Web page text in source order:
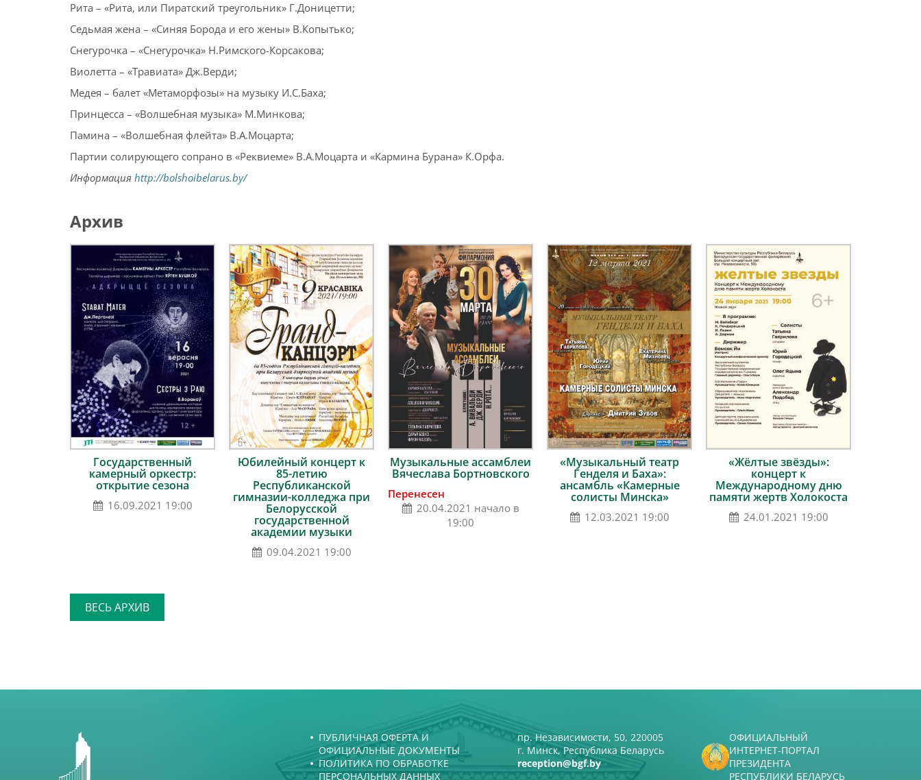
Рита – «Рита, или Пиратский треугольник» Г.Доницетти;
Седьмая жена – «Синяя Борода и его жены» В.Копытько;
Снегурочка – «Снегурочка» Н.Римского-Корсакова;
Виолетта – «Травиата» Дж.Верди;
Медея – балет «Метаморфозы» на музыку И.С.Баха;
Принцесса – «Волшебная музыка» М.Минкова;
Памина – «Волшебная флейта» В.А.Моцарта;
Партии солирующего сопрано в «Реквиеме» В.А.Моцарта и «Кармина Бурана» К.Орфа.
Информация http://bolshoibelarus.by/
Архив
Государственный
камерный оркестр:
открытие сезона
16.09.2021 19:00
Юбилейный концерт к
85-летию
Республиканской
гимназии-колледжа при
Белорусской
государственной
академии музыки
09.04.2021 19:00
Музыкальные ассамблеи
Вячеслава Бортновского
Перенесен
20.04.2021 начало в
19:00
«Музыкальный театр
Генделя и Баха»:
ансамбль «Камерные
солисты Минска»
12.03.2021 19:00
«Жёлтые звёзды»:
концерт к
Международному дню
памяти жертв Холокоста
24.01.2021 19:00
ВЕСЬ АРХИВ
ПУБЛИЧНАЯ ОФЕРТА И
ОФИЦИАЛЬНЫЕ ДОКУМЕНТЫ
ПОЛИТИКА ПО ОБРАБОТКЕ
ПЕРСОНАЛЬНЫХ ДАННЫХ
пр. Независимости, 50, 220005
г. Минск, Республика Беларусь
reception@bgf.by
ОФИЦИАЛЬНЫЙ
ИНТЕРНЕТ-ПОРТАЛ
ПРЕЗИДЕНТА
РЕСПУБЛИКИ БЕЛАРУСЬ